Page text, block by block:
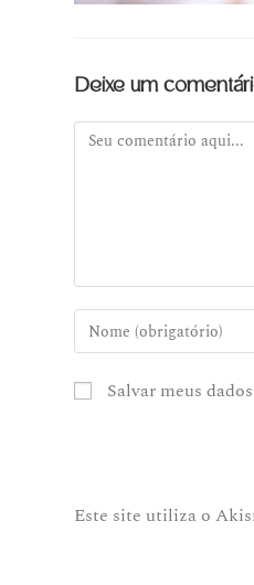
Deixe um
Salvar meus
Este site utiliza o